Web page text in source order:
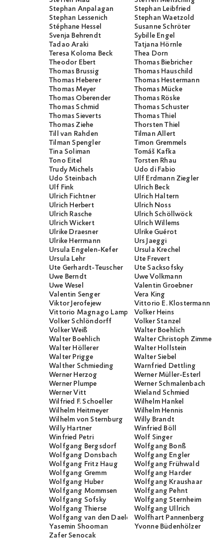
Stephan Anpalagan
Stephan Leibfried
Stephan Lessenich
Stephan Waetzold
Stéphane Hessel
Susanne Schröter
Svenja Behrendt
Sybille Engel
Tadao Araki
Tatjana Hörnle
Teresa Koloma Beck
Thea Dorn
Theodor Ebert
Thomas Biebricher
Thomas Brussig
Thomas Hauschild
Thomas Heberer
Thomas Hestermann
Thomas Meyer
Thomas Mücke
Thomas Oberender
Thomas Röske
Thomas Schmid
Thomas Schuster
Thomas Sieverts
Thomas Thiel
Thomas Ziehe
Thorsten Thiel
Till van Rahden
Tilman Allert
Tilman Spengler
Timon Gremmels
Tina Soliman
Tomáš Kafka
Tono Eitel
Torsten Rhau
Trudy Michels
Udo di Fabio
Udo Steinbach
Ulf Erdmann Ziegler
Ulf Fink
Ulrich Beck
Ulrich Fichtner
Ulrich Haltern
Ulrich Herbert
Ulrich Noss
Ulrich Rasche
Ulrich Schöllwöck
Ulrich Wickert
Ulrich Willems
Ulrike Draesner
Ulrike Guérot
Ulrike Herrmann
Urs Jaeggi
Ursula Engelen-Kefer
Ursula Krechel
Ursula Lehr
Ute Frevert
Ute Gerhardt-Teuscher
Ute Sacksofsky
Uwe Berndt
Uwe Volkmann
Uwe Wesel
Valentin Groebner
Valentin Senger
Vera King
Viktor Jerofejew
Vittorio E. Klostermann
Vittorio Magnago LampugnaniVolker Heins
Volker Schlöndorff
Volker Stanzel
Volker Weiß
Walter Boehlich
Walter Boehlich
Walter Christoph Zimmerli
Walter Höllerer
Walter Hollstein
Walter Prigge
Walter Siebel
Walther Schmieding
Warnfried Dettling
Werner Herzog
Werner Müller-Esterl
Werner Plumpe
Werner Schmalenbach
Werner Vitt
Wieland Schmied
Wilfried F. Schoeller
Wilhelm Hankel
Wilhelm Heitmeyer
Wilhelm Hennis
Wilhelm von Sternburg
Willy Brandt
Willy Hartner
Winfried Böll
Winfried Petri
Wolf Singer
Wolfgang Bergsdorf
Wolfgang Bonß
Wolfgang Donsbach
Wolfgang Engler
Wolfgang Fritz Haug
Wolfgang Frühwald
Wolfgang Gremm
Wolfgang Harder
Wolfgang Huber
Wolfgang Kraushaar
Wolfgang Mommsen
Wolfgang Pehnt
Wolfgang Sofsky
Wolfgang Sternheim
Wolfgang Thierse
Wolfgang Ullrich
Wolfgang van den Daele
Wolfhart Pannenberg
Yasemin Shooman
Yvonne Büdenhölzer
Zafer Senocak